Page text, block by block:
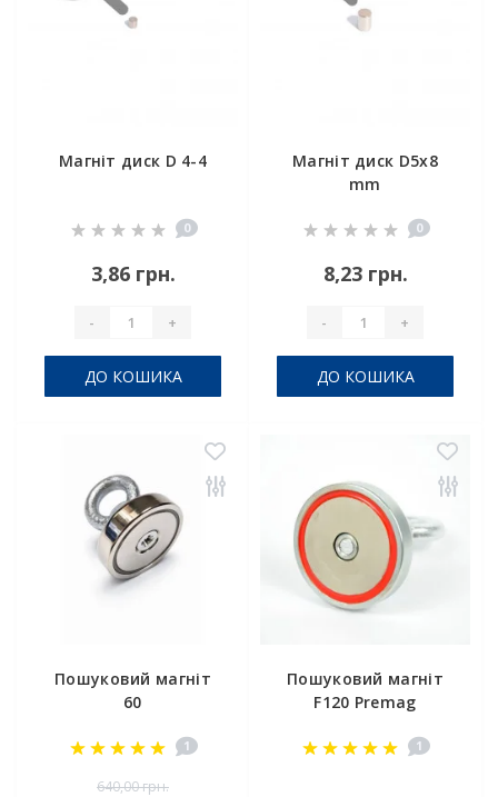
Магніт диск D 4-4
0
3,86 грн.
- +
ДО КОШИКА
Магніт диск D5x8
mm
0
8,23 грн.
- +
ДО КОШИКА
Пошуковий магніт
60
1
640,00 грн.
Пошуковий магніт
F120 Premag
1